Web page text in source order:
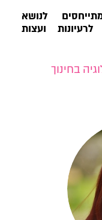
לנושא
ועצות
בחינוך